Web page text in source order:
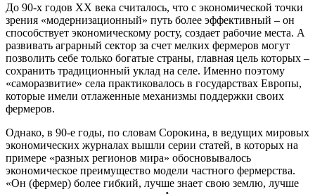
До 90-х годов ХХ века считалось, что с экономической точки
зрения «модернизационный» путь более эффективный – он
способствует экономическому росту, создает рабочие места. А
развивать аграрный сектор за счет мелких фермеров могут
позволить себе только богатые страны, главная цель которых –
сохранить традиционный уклад на селе. Именно поэтому
«саморазвитие» села практиковалось в государствах Европы,
которые имели отлаженные механизмы поддержки своих
фермеров.
Однако, в 90-е годы, по словам Сорокина, в ведущих мировых
экономических журналах вышли серии статей, в которых на
примере «разных регионов мира» обосновывалось
экономическое преимущество модели частного фермерства.
«Он (фермер) более гибкий, лучше знает свою землю, лучше